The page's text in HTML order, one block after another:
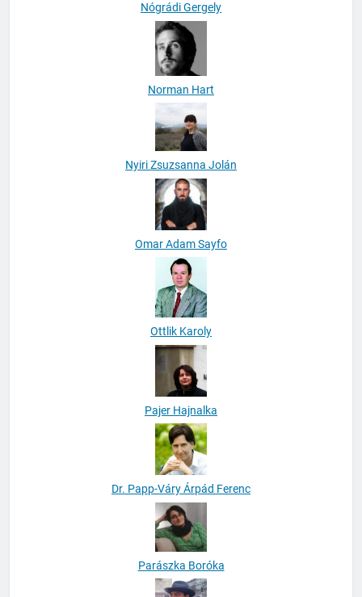
Nógrádi Gergely
Norman Hart
Nyiri Zsuzsanna Jolán
Omar Adam Sayfo
Ottlik Karoly
Pajer Hajnalka
Dr. Papp-Váry Árpád Ferenc
Parászka Boróka